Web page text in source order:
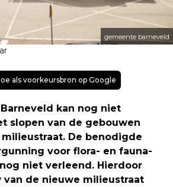
gemeente barneveld
als voorkeursbron op Google
kan nog niet
slopen van de gebouwen
De benodigde
voor flora- en fauna-
niet verleend. Hierdoor
van de nieuwe milieustraat